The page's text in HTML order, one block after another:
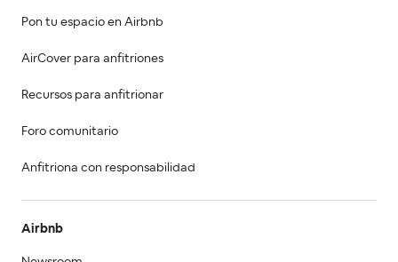
Pon tu espacio en Airbnb
AirCover para anfitriones
Recursos para anfitrionar
Foro comunitario
Anfitriona con responsabilidad
Airbnb